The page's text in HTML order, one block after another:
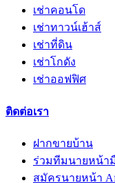
เช่าคอนโด
เช่าทาวน์เฮ้าส์
เช่าที่ดิน
เช่าโกดัง
เช่าออฟฟิศ
ติดต่อเรา
ฝากขายบ้าน
ร่วมทีมนายหน้า
สมัครนายหน้า